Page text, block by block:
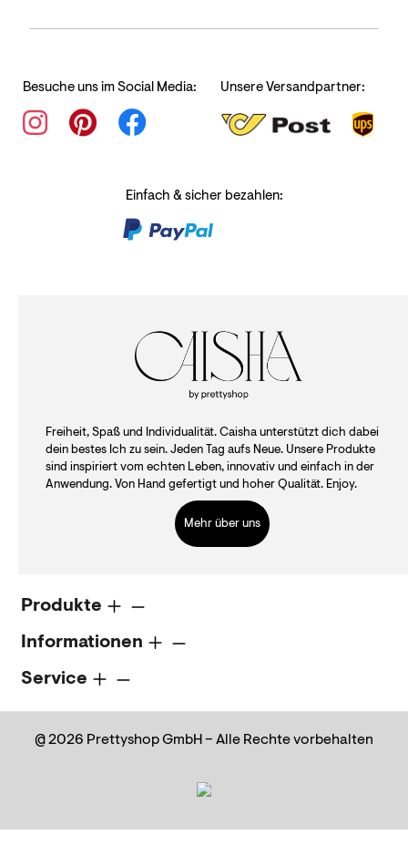
Besuche uns im Social Media: Unsere Versandpartner:
Einfach & sicher bezahlen:
Freiheit, Spaß und Individualität. Caisha unterstützt dich dabei
dein bestes Ich zu sein. Jeden Tag aufs Neue. Unsere Produkte
sind inspiriert vom echten Leben, innovativ und einfach in der
Anwendung. Von Hand gefertigt und hoher Qualität. Enjoy.
Mehr über uns
Produkte
Informationen
Service
@ 2026 Prettyshop GmbH – Alle Rechte vorbehalten